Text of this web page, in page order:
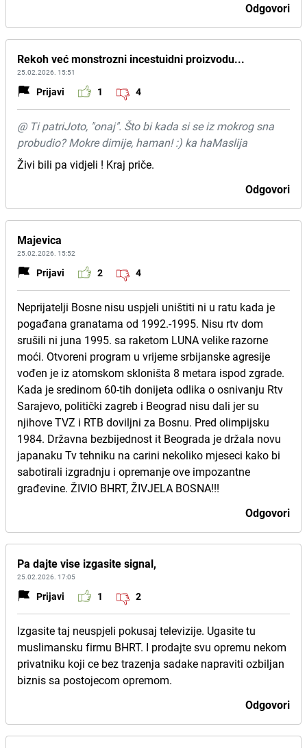
Odgovori
Rekoh već monstrozni incestuidni proizvodu...
25.02.2026. 15:51
Prijavi 1 4
@ Ti patriJoto, "onaj". Što bi kada si se iz mokrog sna
probudio? Mokre dimije, haman! :) ka haMaslija
Živi bili pa vidjeli ! Kraj priče.
Odgovori
Majevica
25.02.2026. 15:52
Prijavi 2 4
Neprijatelji Bosne nisu uspjeli uništiti ni u ratu kada je
pogađana granatama od 1992.-1995. Nisu rtv dom
srušili ni juna 1995. sa raketom LUNA velike razorne
moći. Otvoreni program u vrijeme srbijanske agresije
vođen je iz atomskom skloništa 8 metara ispod zgrade.
Kada je sredinom 60-tih donijeta odlika o osnivanju Rtv
Sarajevo, politički zagreb i Beograd nisu dali jer su
njihove TVZ i RTB doviljni za Bosnu. Pred olimpijsku
1984. Državna bezbijednost it Beograda je držala novu
japanaku Tv tehniku na carini nekoliko mjeseci kako bi
sabotirali izgradnju i opremanje ove impozantne
građevine. ŽIVIO BHRT, ŽIVJELA BOSNA!!!
Odgovori
Pa dajte vise izgasite signal,
25.02.2026. 17:05
Prijavi 1 2
Izgasite taj neuspjeli pokusaj televizije. Ugasite tu
muslimansku firmu BHRT. I prodajte svu opremu nekom
privatniku koji ce bez trazenja sadake napraviti ozbiljan
biznis sa postojecom opremom.
Odgovori